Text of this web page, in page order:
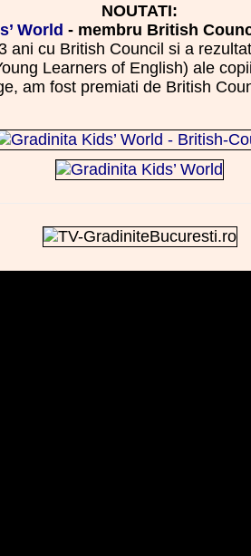
NOUTATI:
World - membru British
ani cu British Council si a
Learners of English) ale
am fost premiati de British